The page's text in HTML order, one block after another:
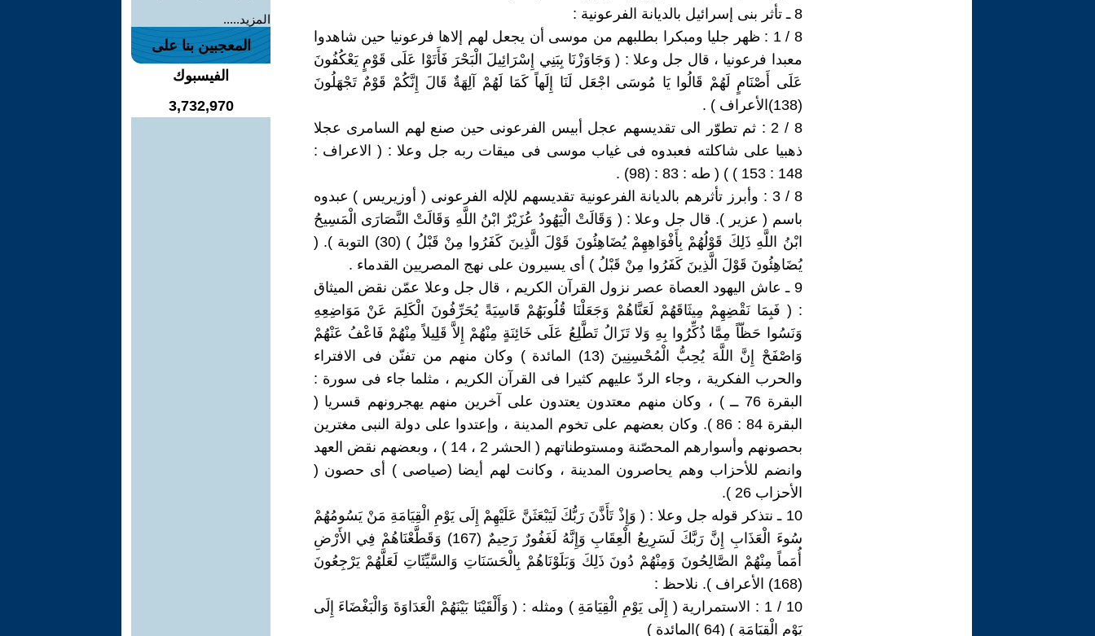
8 ـ تأثر بنى إسرائيل بالديانة الفرعونية :
8 / 1 : ظهر جليا ومبكرا بطلبهم من موسى أن يجعل لهم إلاها فرعونيا حين شاهدوا
معبدا فرعونيا ، قال جل وعلا : ( وَجَاوَزْنَا بِبَنِي إِسْرَائِيلَ الْبَحْرَ فَأَتَوْا عَلَى قَوْمٍ يَعْكُفُونَ
عَلَى أَصْنَامٍ لَهُمْ قَالُوا يَا مُوسَى اجْعَل لَنَا إِلَهاً كَمَا لَهُمْ آلِهَةٌ قَالَ إِنَّكُمْ قَوْمٌ تَجْهَلُونَ
(138)الأعراف ) .
8 / 2 : ثم تطوّر الى تقديسهم عجل أبيس الفرعونى حين صنع لهم السامرى عجلا
ذهبيا على شاكلته فعبدوه فى غياب موسى فى ميقات ربه جل وعلا : ( الاعراف :
148 : 153 ) ) ( طه : 83 : (98) .
8 / 3 : وأبرز تأثرهم بالديانة الفرعونية تقديسهم للإله الفرعونى ( أوزيريس ) عبدوه
باسم ( عزير ). قال جل وعلا : ( وَقَالَتْ الْيَهُودُ عُزَيْرٌ ابْنُ اللَّهِ وَقَالَتْ النَّصَارَى الْمَسِيحُ
ابْنُ اللَّهِ ذَلِكَ قَوْلُهُمْ بِأَفْوَاهِهِمْ يُضَاهِئُونَ قَوْلَ الَّذِينَ كَفَرُوا مِنْ قَبْلُ ) (30) التوبة ). (
يُضَاهِئُونَ قَوْلَ الَّذِينَ كَفَرُوا مِنْ قَبْلُ ) أى يسيرون على نهج المصريين القدماء .
9 ـ عاش اليهود العصاة عصر نزول القرآن الكريم ، قال جل وعلا عمّن نقض الميثاق
: ( فَبِمَا نَقْضِهِمْ مِيثَاقَهُمْ لَعَنَّاهُمْ وَجَعَلْنَا قُلُوبَهُمْ قَاسِيَةً يُحَرِّفُونَ الْكَلِمَ عَنْ مَوَاضِعِهِ
وَنَسُوا حَظّاً مِمَّا ذُكِّرُوا بِهِ وَلا تَزَالُ تَطَّلِعُ عَلَى خَائِنَةٍ مِنْهُمْ إِلاَّ قَلِيلاً مِنْهُمْ فَاعْفُ عَنْهُمْ
وَاصْفَحْ إِنَّ اللَّهَ يُحِبُّ الْمُحْسِنِينَ (13) المائدة ) وكان منهم من تفنّن فى الافتراء
والحرب الفكرية ، وجاء الردّ عليهم كثيرا فى القرآن الكريم ، مثلما جاء فى سورة :
البقرة 76 ــ ) ، وكان منهم معتدون يعتدون على آخرين منهم يهجرونهم قسريا (
البقرة 84 : 86 ). وكان بعضهم على تخوم المدينة ، وإعتدوا على دولة النبى مغترين
بحصونهم وأسوارهم المحصّنة ومستوطناتهم ( الحشر 2 ، 14 ) ، وبعضهم نقض العهد
وانضم للأحزاب وهم يحاصرون المدينة ، وكانت لهم أيضا (صياصى ) أى حصون (
الأحزاب 26 ).
10 ـ نتذكر قوله جل وعلا : ( وَإِذْ تَأَذَّنَ رَبُّكَ لَيَبْعَثَنَّ عَلَيْهِمْ إِلَى يَوْمِ الْقِيَامَةِ مَنْ يَسُومُهُمْ
سُوءَ الْعَذَابِ إِنَّ رَبَّكَ لَسَرِيعُ الْعِقَابِ وَإِنَّهُ لَغَفُورٌ رَحِيمٌ (167) وَقَطَّعْنَاهُمْ فِي الأَرْضِ
أُمَماً مِنْهُمْ الصَّالِحُونَ وَمِنْهُمْ دُونَ ذَلِكَ وَبَلَوْنَاهُمْ بِالْحَسَنَاتِ وَالسَّيِّئَاتِ لَعَلَّهُمْ يَرْجِعُونَ
(168) الأعراف ). نلاحظ :
10 / 1 : الاستمرارية ( إِلَى يَوْمِ الْقِيَامَةِ ) ومثله : ( وَأَلْقَيْنَا بَيْنَهُمْ الْعَدَاوَةَ وَالْبَغْضَاءَ إِلَى
يَوْمِ الْقِيَامَةِ ) (64 )المائدة )
المزيد.....
المعجبين بنا على
الفيسبوك
3,732,970